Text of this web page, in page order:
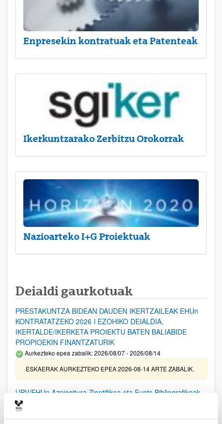
Enpresekin kontratuak eta Patenteak
Ikerkuntzarako Zerbitzu Orokorrak
Nazioarteko I+G Proiektuak
Deialdi gaurkotuak
PRESTAKUNTZA BIDEAN DAUDEN IKERTZAILEAK EHUn
KONTRATATZEKO 2026 I EZOHIKO DEIALDIA,
IKERTALDE/IKERKETA PROIEKTU BATEN BALIABIDE
PROPIOEKIN FINANTZATURIK
Aurkezteko epea zabalik: 2026/08/07 - 2026/08/14
ESKAERAK AURKEZTEKO EPEA 2026-08-14 ARTE ZABALIK.
UPV/EHUn Azpiegitura Zientifikoa eta Funts Bibliografikoak
erosi eta berritzeko laguntzak 2026